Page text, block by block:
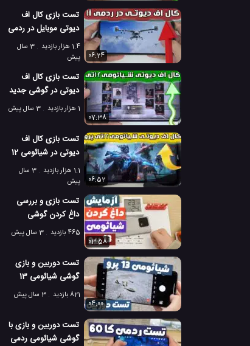
تست بازی کال اف
دیوتی موبایل در ردمی
آ 1 شیائومی
1.4 هزار بازدید
3 سال
پیش
06:24
تست بازی کال اف
دیوتی در گوشی جدید
شیائومی 12 تی1 هزار بازدید
3 سال پیش
07:38
تست بازی کال اف
دیوتی در شیائومی 12
تی پرو
1.1 هزار بازدید
3 سال
پیش
06:52
تست بازی و بررسی
داغ کردن گوشی
شیائومی 13 پرو
465 بازدید
3 سال پیش
03:58
تست دوربین و بازی
گوشی شیائومی 13
پرو!
821 بازدید
3 سال پیش
04:00
تست دوربین و بازی با
گوشی شیائومی ردمی